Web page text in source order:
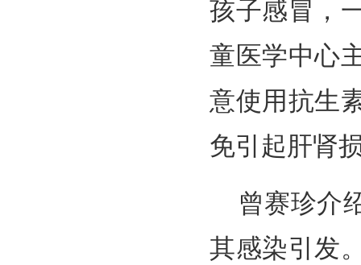
孩子感冒，
童医学中心
意使用抗生
免引起肝肾
曾赛珍介
其感染引发